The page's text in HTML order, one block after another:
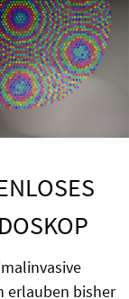
erlauben bisher